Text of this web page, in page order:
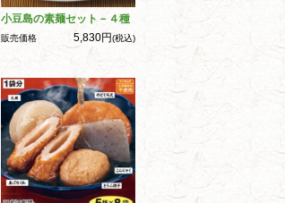
小豆島の素麺セット－４種
販売価格 5,830円(税込)